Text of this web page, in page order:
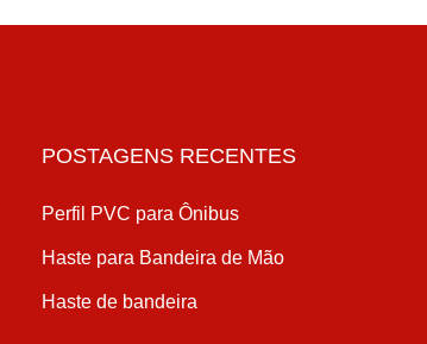
POSTAGENS RECENTES
Perfil PVC para Ônibus
Haste para Bandeira de Mão
Haste de bandeira